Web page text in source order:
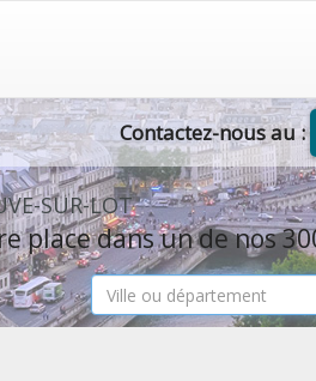
Contactez-nous au :
SUR-LOT
place dans un de nos